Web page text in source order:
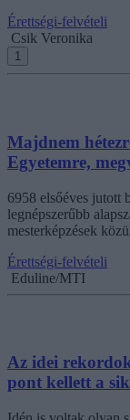
Érettségi-felvételi
Csik Veronika
1
Majdnem
Egyetemre,
6958 elsőéves jutott
legnépszerűbb
mesterképzések
Érettségi-felvételi
Eduline/MTI
Az idei
pont kellett a